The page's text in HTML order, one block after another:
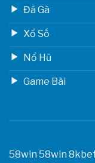
Đá Gà
Xổ Số
Nổ Hũ
Game Bài
58win 58win